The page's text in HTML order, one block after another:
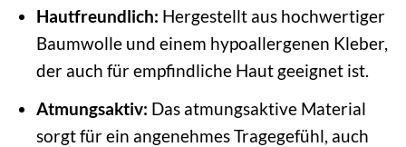
Hautfreundlich: Hergestellt aus hochwertiger
Baumwolle und einem hypoallergenen Kleber,
der auch für empfindliche Haut geeignet ist.
Atmungsaktiv: Das atmungsaktive Material
sorgt für ein angenehmes Tragegefühl, auch